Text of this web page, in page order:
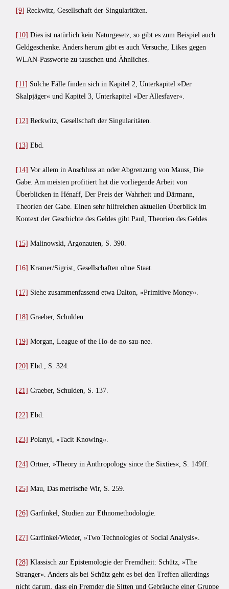
[9] Reckwitz, Gesellschaft der Singularitäten.
[10] Dies ist natürlich kein Naturgesetz, so gibt es zum Beispiel auch
Geldgeschenke. Anders herum gibt es auch Versuche, Likes gegen
WLAN-Passworte zu tauschen und Ähnliches.
[11] Solche Fälle finden sich in Kapitel 2, Unterkapitel »Der
Skalpjäger« und Kapitel 3, Unterkapitel »Der Allesfaver«.
[12] Reckwitz, Gesellschaft der Singularitäten.
[13] Ebd.
[14] Vor allem in Anschluss an oder Abgrenzung von Mauss, Die
Gabe. Am meisten profitiert hat die vorliegende Arbeit von
Überblicken in Hénaff, Der Preis der Wahrheit und Därmann,
Theorien der Gabe. Einen sehr hilfreichen aktuellen Überblick im
Kontext der Geschichte des Geldes gibt Paul, Theorien des Geldes.
[15] Malinowski, Argonauten, S. 390.
[16] Kramer/Sigrist, Gesellschaften ohne Staat.
[17] Siehe zusammenfassend etwa Dalton, »Primitive Money«.
[18] Graeber, Schulden.
[19] Morgan, League of the Ho-de-no-sau-nee.
[20] Ebd., S. 324.
[21] Graeber, Schulden, S. 137.
[22] Ebd.
[23] Polanyi, »Tacit Knowing«.
[24] Ortner, »Theory in Anthropology since the Sixties«, S. 149ff.
[25] Mau, Das metrische Wir, S. 259.
[26] Garfinkel, Studien zur Ethnomethodologie.
[27] Garfinkel/Wieder, »Two Technologies of Social Analysis«.
[28] Klassisch zur Epistemologie der Fremdheit: Schütz, »The
Stranger«. Anders als bei Schütz geht es bei den Treffen allerdings
nicht darum, dass ein Fremder die Sitten und Gebräuche einer Gruppe